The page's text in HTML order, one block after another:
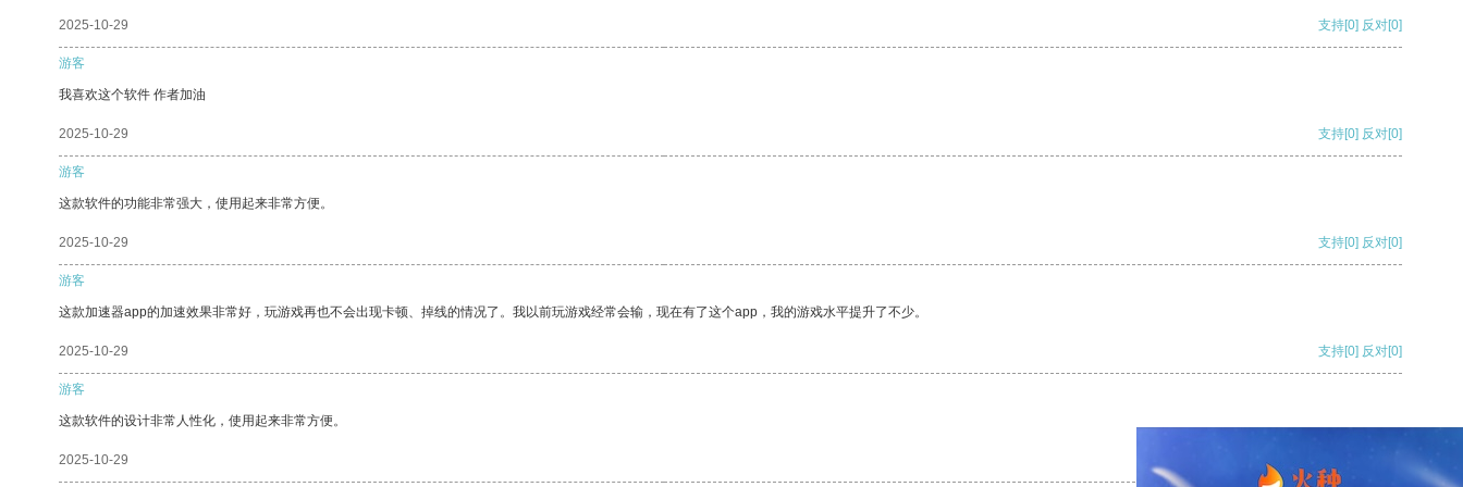
2025-10-29 支持[0] 反对[0]
游客
我喜欢这个软件 作者加油
2025-10-29 支持[0] 反对[0]
游客
这款软件的功能非常强大，使用起来非常方便。
2025-10-29 支持[0] 反对[0]
游客
这款加速器app的加速效果非常好，玩游戏再也不会出现卡顿、掉线的情况了。我以前玩游戏经常会输，现在有了这个app，我的游戏水平提升了不少。
2025-10-29 支持[0] 反对[0]
游客
这款软件的设计非常人性化，使用起来非常方便。
2025-10-29